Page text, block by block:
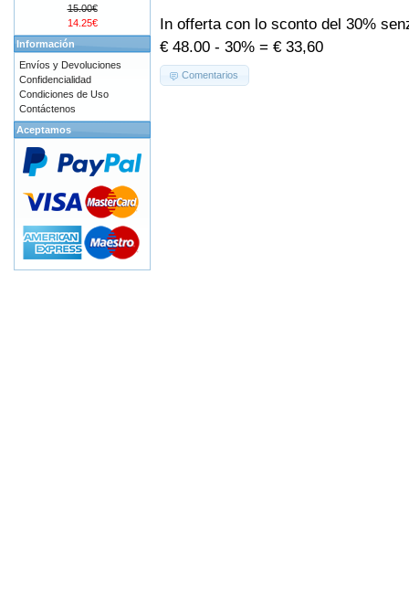
In offerta con lo sconto del 30%
€ 48.00 - 30% = € 33,60
Comentarios
15.00€
14.25€
Información
Envíos y Devoluciones
Confidencialidad
Condiciones de Uso
Contáctenos
Aceptamos